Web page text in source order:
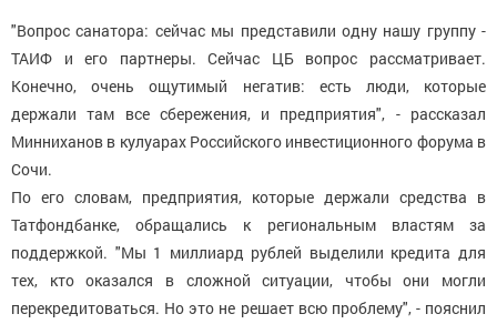
"Вопрос санатора: сейчас мы представили одну нашу группу -
ТАИФ и его партнеры. Сейчас ЦБ вопрос рассматривает.
Конечно, очень ощутимый негатив: есть люди, которые
держали там все сбережения, и предприятия", - рассказал
Минниханов в кулуарах Российского инвестиционного форума в
Сочи.
По его словам, предприятия, которые держали средства в
Татфондбанке, обращались к региональным властям за
поддержкой. "Мы 1 миллиард рублей выделили кредита для
тех, кто оказался в сложной ситуации, чтобы они могли
перекредитоваться. Но это не решает всю проблему", - пояснил